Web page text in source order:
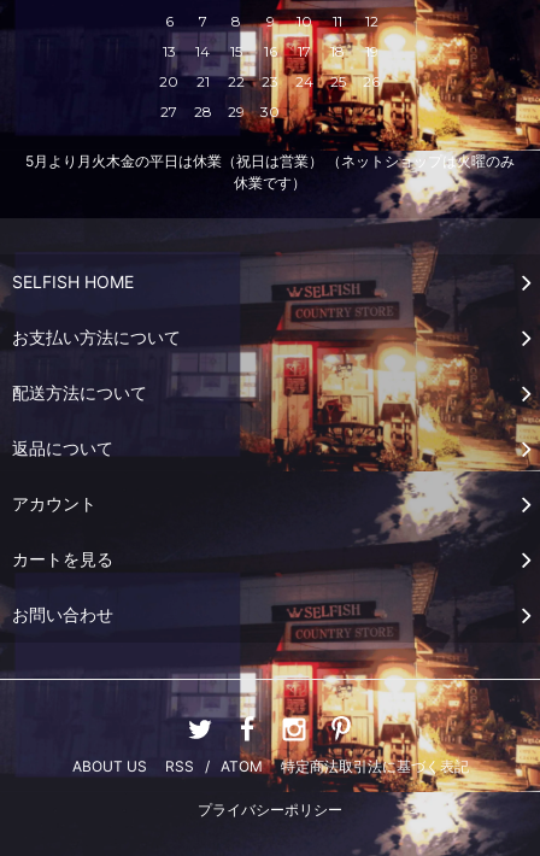
6
7 8 9 10 11
12
13
14 15 16 17 18
19
20
21 22 23 24 25
26
27
28 29 30
5月より月火木金の平日は休業（祝日は営業） （ネットショップは火曜のみ
休業です）
SELFISH HOME
お支払い方法について
配送方法について
返品について
アカウント
カートを見る
お問い合わせ
ABOUT US RSS / ATOM 特定商法取引法に基づく表記
プライバシーポリシー